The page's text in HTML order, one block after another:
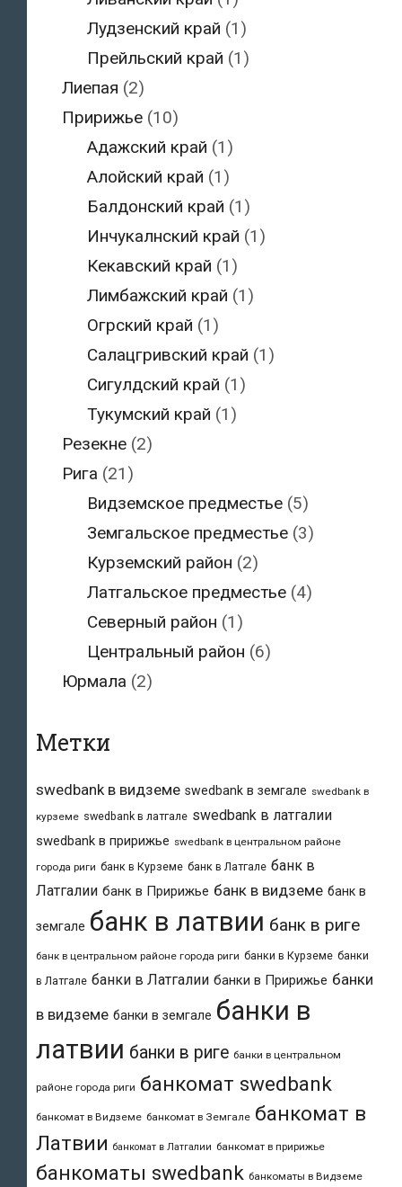
Лудзенский край (1)
Прейльский край (1)
Лиепая (2)
Пририжье(10)
Адажский край (1)
Алойский край (1)
Балдонский край (1)
Инчукалнский край (1)
Кекавский край (1)
Лимбажский край (1)
Огрский край (1)
Салацгривский край (1)
Сигулдский край (1)
Тукумский край (1)
Резекне(2)
Рига (21)
Видземское предместье (5)
Земгальское предместье (3)
Курземский район (2)
Латгальское предместье (4)
Северный район (1)
Центральный район (6)
Юрмала (2)
Метки
swedbank в видземе swedbank в земгале swedbank в
курземе swedbank в латгале swedbank в латгалии
swedbank в пририжье swedbank в центральном районе
города риги банк в Курземе банк в Латгале банк в
Латгалии банк в Пририжье банк в видземе банк в
земгале банк в латвии банк в риге
банк в центральном районе города риги банки в Курземе банки
в Латгале банки в Латгалии банки в Пририжье банки
в видземе банки в земгале банки в
латвии банки в риге банки в центральном
районе города риги банкомат swedbank
банкомат в Видземе банкомат в Земгале банкомат в
Латвии банкомат в Латгалии банкомат в пририжье
банкоматы swedbank банкоматы в Видземе